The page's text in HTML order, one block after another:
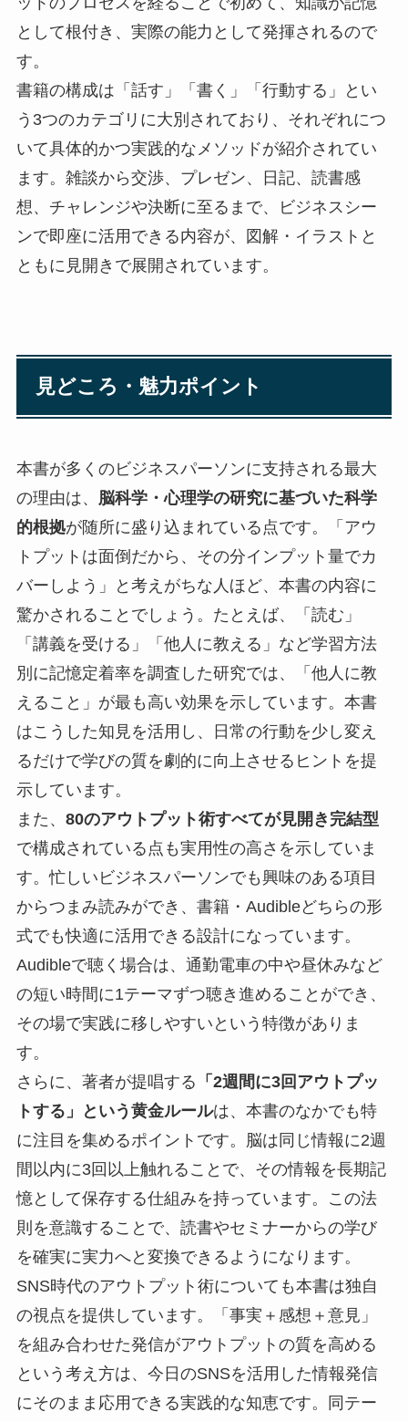
として根付き、実際の能力として発揮されるので
す。
書籍の構成は「話す」「書く」「行動する」とい
う3つのカテゴリに大別されており、それぞれにつ
いて具体的かつ実践的なメソッドが紹介されてい
ます。雑談から交渉、プレゼン、日記、読書感
想、チャレンジや決断に至るまで、ビジネスシー
ンで即座に活用できる内容が、図解・イラストと
ともに見開きで展開されています。
見どころ・魅力ポイント
本書が多くのビジネスパーソンに支持される最大
の理由は、 脳科学・心理学の研究に基づいた科学
的根拠が随所に盛り込まれている点です。「アウ
トプットは面倒だから、その分インプット量でカ
バーしよう」と考えがちな人ほど、本書の内容に
驚かされることでしょう。たとえば、「読む」
「講義を受ける」「他人に教える」など学習方法
別に記憶定着率を調査した研究では、「他人に教
えること」が最も高い効果を示しています。本書
はこうした知見を活用し、日常の行動を少し変え
るだけで学びの質を劇的に向上させるヒントを提
示しています。
また、 80のアウトプット術すべてが見開き完結型
で構成されている点も実用性の高さを示していま
す。忙しいビジネスパーソンでも興味のある項目
からつまみ読みができ、書籍・Audibleどちらの形
式でも快適に活用できる設計になっています。
Audibleで聴く場合は、通勤電車の中や昼休みなど
の短い時間に1テーマずつ聴き進めることができ、
その場で実践に移しやすいという特徴がありま
す。
さらに、著者が提唱する 「2週間に3回アウトプッ
トする」という黄金ルールは、本書のなかでも特
に注目を集めるポイントです。脳は同じ情報に2週
間以内に3回以上触れることで、その情報を長期記
憶として保存する仕組みを持っています。この法
則を意識することで、読書やセミナーからの学び
を確実に実力へと変換できるようになります。
SNS時代のアウトプット術についても本書は独自
の視点を提供しています。「事実＋感想＋意見」
を組み合わせた発信がアウトプットの質を高める
という考え方は、今日のSNSを活用した情報発信
にそのまま応用できる実践的な知恵です。同テー